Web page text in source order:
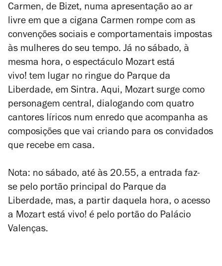
Carmen, de Bizet, numa apresentação ao ar
livre em que a cigana Carmen rompe com as
convenções sociais e comportamentais impostas
às mulheres do seu tempo. Já no sábado, à
mesma hora, o espectáculo Mozart está
vivo! tem lugar no ringue do Parque da
Liberdade, em Sintra. Aqui, Mozart surge como
personagem central, dialogando com quatro
cantores líricos num enredo que acompanha as
composições que vai criando para os convidados
que recebe em casa.
Nota: no sábado, até às 20.55, a entrada faz-
se pelo portão principal do Parque da
Liberdade, mas, a partir daquela hora, o acesso
a Mozart está vivo! é pelo portão do Palácio
Valenças.